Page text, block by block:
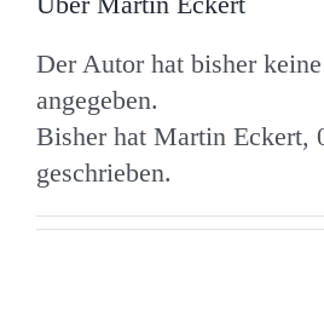
KONTAKT
Der Autor hat bisher
angegeben.
Bisher hat Martin Eckert,
geschrieben.